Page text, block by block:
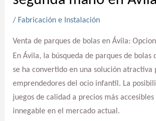
/ Fabricación e Instalación
Venta de parques de bolas en Ávila:
En Ávila, la búsqueda de parques de bolas
se ha convertido en una solución atractiva
emprendedores del ocio infantil. La
juegos de calidad a precios más
innegable en el mercado actual.